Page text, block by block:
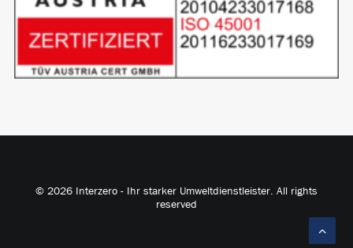
© 2026 Interzero - Ihr starker Umweltdienstleister. All rights
reserved